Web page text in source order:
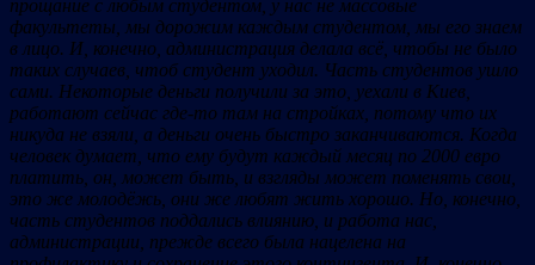
прощание с любым студентом, у нас не массовые
факультеты, мы дорожим каждым студентом, мы его знаем
в лицо. И, конечно, администрация делала всё, чтобы не было
таких случаев, чтоб студент уходил. Часть студентов ушло
сами. Некоторые деньги получили за это, уехали в Киев,
работают сейчас где-то там на стройках, потому что их
никуда не взяли, а деньги очень быстро заканчиваются. Когда
человек думает, что ему будут каждый месяц по 2000 евро
платить, он, может быть, и взгляды может поменять свои,
это же молодёжь, они же любят жить хорошо. Но, конечно,
часть студентов поддались влиянию, и работа нас,
администрации, прежде всего была нацелена на